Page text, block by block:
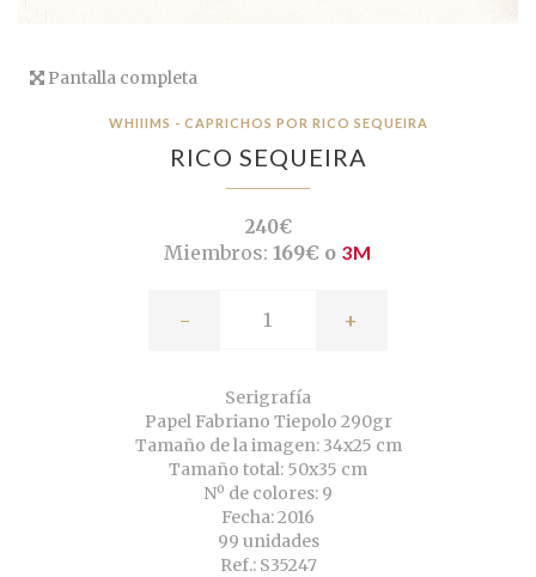
Pantalla completa
WHIIIMS - CAPRICHOS POR RICO SEQUEIRA
RICO SEQUEIRA
240€
Miembros: 169€ o 3M
- +
Serigrafía
Papel Fabriano Tiepolo 290gr
Tamaño de la imagen: 34x25 cm
Tamaño total: 50x35 cm
Nº de colores: 9
Fecha: 2016
99 unidades
Ref.: S35247